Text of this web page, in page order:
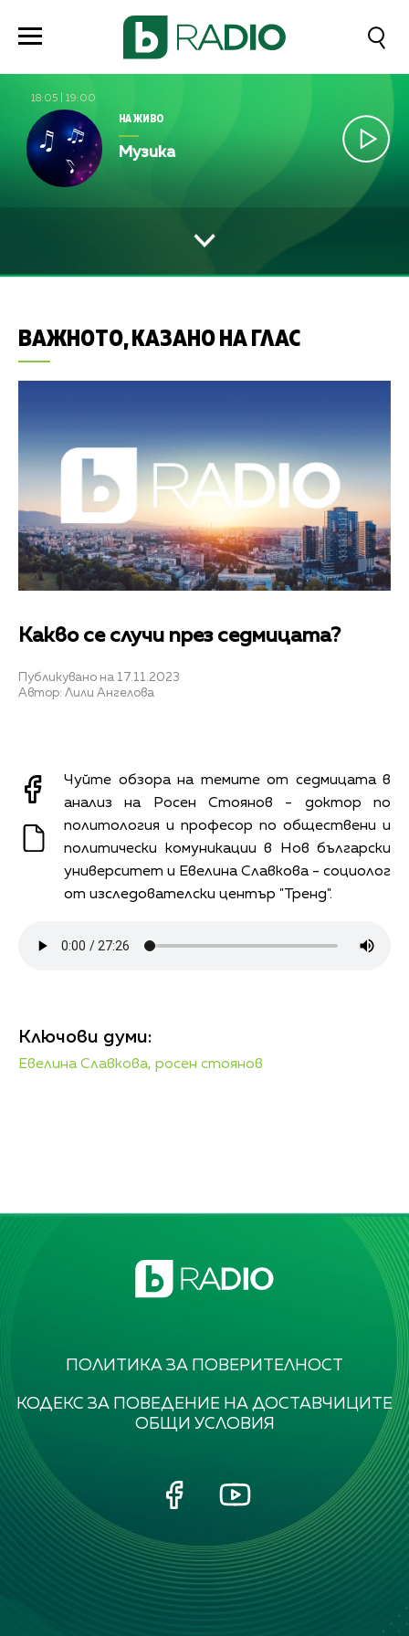
18:05 19:00
НА ЖИВО
Музика
ВАЖНОТО, КАЗАНО НА ГЛАС
Какво се случи през седмицата?
Публикувано на 17.11.2023
Автор: Лили Ангелова
Чуйте обзора на темите от седмицата в
анализ на
Росен Стоянов - доктор по
политология и професор по обществени и
политически комуникации в Нов български
университет и Евелина Славкова - социолог
от изследователски център "Тренд".
Ключови думи:
Евелина Славкова, росен стоянов
ПОЛИТИКА ЗА ПОВЕРИТЕЛНОСТ
КОДЕКС ЗА ПОВЕДЕНИЕ НА ДОСТАВЧИЦИТЕ
ОБЩИ УСЛОВИЯ